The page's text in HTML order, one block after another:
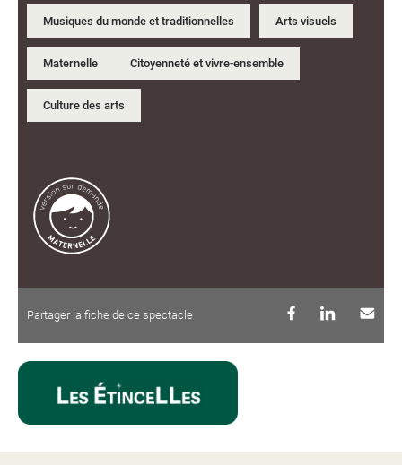
Musiques du monde et traditionnelles Arts visuels
Maternelle Citoyenneté et vivre-ensemble
Culture des arts
Partager la fiche de ce spectacle